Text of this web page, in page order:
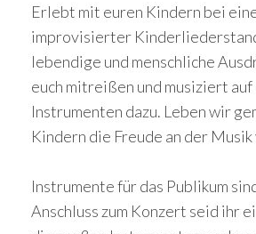
Erlebt mit euren Kindern bei
improvisierter
lebendige und menschliche
euch mitreißen und musiziert
Instrumenten dazu. Leben wir
Kindern die Freude an der
Instrumente für das Publikum
Anschluss zum Konzert seid ihr